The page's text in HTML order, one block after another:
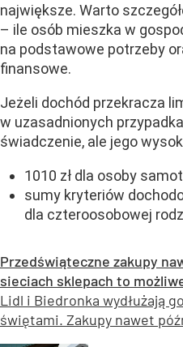
największe. Warto
– ile osób mieszka w
na podstawowe potrzeby
finansowe.
Jeżeli dochód przekracza
w uzasadnionych
świadczenie, ale jego
1010 zł dla osoby
sumy kryteriów
dla czteroosobowej
Przedświąteczne zakupy
sieciach sklepach to
Lidl i Biedronka wydłużają
świętami. Zakupy nawet